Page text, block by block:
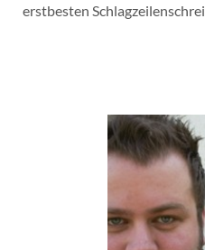
erstbesten